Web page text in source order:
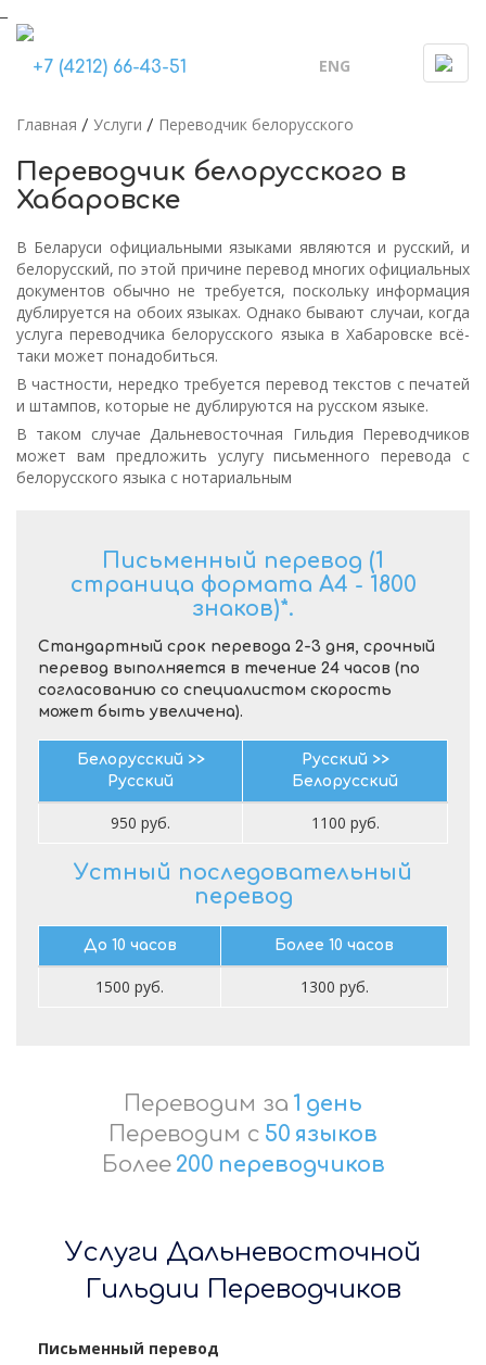
+7 (4212) 66-43-51 ENG
Главная / Услуги / Переводчик белорусского
Переводчик белорусского в
Хабаровске
В Беларуси официальными языками являются и русский, и
белорусский, по этой причине перевод многих официальных
документов обычно не требуется, поскольку информация
дублируется на обоих языках. Однако бывают случаи, когда
услуга переводчика белорусского языка в Хабаровске всё-
таки может понадобиться.
В частности, нередко требуется перевод текстов с печатей
и штампов, которые не дублируются на русском языке.
В таком случае Дальневосточная Гильдия Переводчиков
может вам предложить услугу письменного перевода с
белорусского языка с нотариальным
Письменный перевод (1
страница формата А4 - 1800
знаков)*.
Стандартный срок перевода 2-3 дня, срочный
перевод выполняется в течение 24 часов (по
согласованию со специалистом скорость
может быть увеличена).
Белорусский >>
Русский
Русский >>
Белорусский
950 руб. 1100 руб.
Устный последовательный
перевод
До 10 часов Более 10 часов
1500 руб. 1300 руб.
Переводим за 1 день
Переводим с 50 языков
Более 200 переводчиков
Услуги Дальневосточной
Гильдии Переводчиков
Письменный перевод